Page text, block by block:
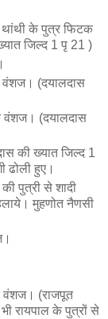
के पुत्र फिटक
जिल्द 1 पृ 21 )
वंशज। (दयालदास
वंशज। (दयालदास
की ख्यात जिल्द 1
ढोली हुए।
पुत्री से शादी
मुहणोत नैणसी
वंशज। (राजपूत
रायपाल के पुत्रों से